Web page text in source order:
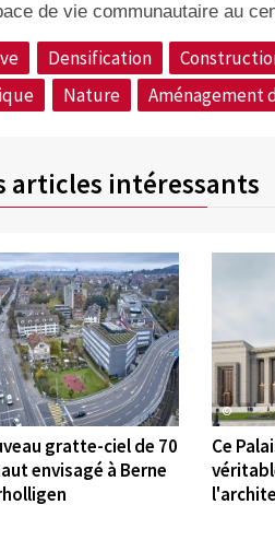
de vie communautaire au
Densification
Nature Aménagement
articles intéressants
gratte-ciel de 70
envisagé à Berne
©
Ce